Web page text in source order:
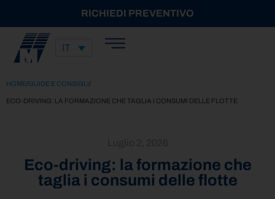
RICHIEDI PREVENTIVO
IT
HOME/GUIDE E CONSIGLI/
ECO-DRIVING: LA FORMAZIONE CHE TAGLIA I CONSUMI DELLE FLOTTE
Eco-driving: la formazione che
taglia i consumi delle flotte